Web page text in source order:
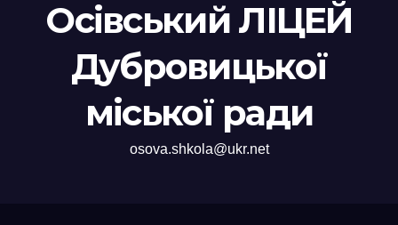
Осівський ЛІЦЕЙ
Дубровицької
міської ради
osova.shkola@ukr.net